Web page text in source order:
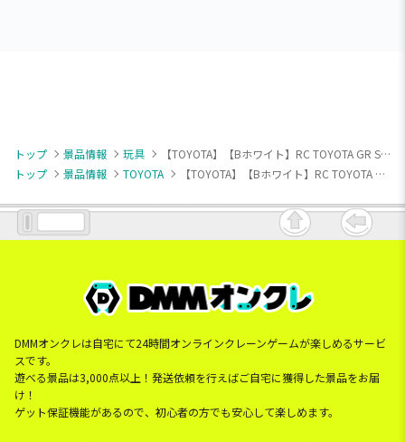
トップ 景品情報 玩具
【TOYOTA】【Bホワイト】RC TOYOTA GR Supra (3283)
トップ
景品情報 TOYOTA 【TOYOTA】【Bホワイト】RC TOYOTA GR Supra (3283)
DMMオンクレは自宅にて24時間オンラインクレーンゲームが楽しめるサービ
スです。
遊べる景品は3,000点以上！発送依頼を行えばご自宅に獲得した景品をお届
け！
ゲット保証機能があるので、初心者の方でも安心して楽しめます。